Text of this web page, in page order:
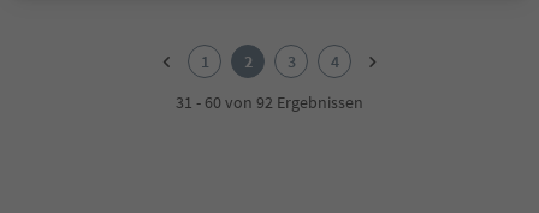
1 2 3
4
31 - 60 von 92 Ergebnissen